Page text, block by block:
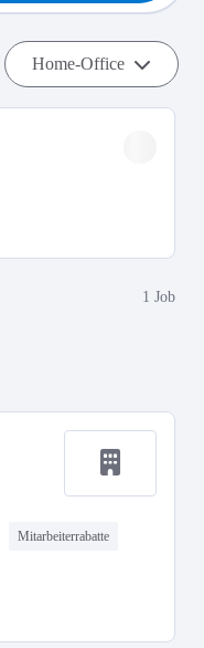
Home-Office
1 Job
Mitarbeiterrabatte